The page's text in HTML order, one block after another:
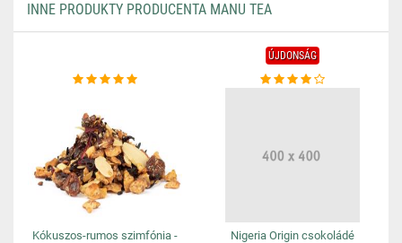
INNE PRODUKTY PRODUCENTA MANU TEA
Kókuszos-rumos szimfónia -
ÚJDONSÁG
Nigeria Origin csokoládé